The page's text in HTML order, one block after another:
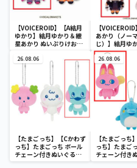
【VOICEROID】【A結月
ゆかり】結月ゆかり＆紲
星あかり ぬいぷりけおす
【
あかり（ノー
じ）】結月ゆ
あかり ボイス
ぬいぐるみ
26.08.06
【たまごっち】【Cかわず
っち】たまごっち ボール
チェーン付きぬいぐるみ
～Tamagotchi
26.08.06
【たまごっち
っち】たまご
チェーン付き
～